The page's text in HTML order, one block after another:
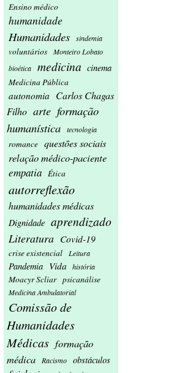
Ensino médico
humanidade
Humanidades sindemia
voluntários
Monteiro Lobato
bioética
medicina cinema
Medicina Pública
autonomia Carlos Chagas
Filho arte formação
humanística
tecnologia
romance questões sociais
relação médico-paciente
empatia Ética
autorreflexão
humanidades médicas
Dignidade aprendizado
Literatura Covid-19
crise existencial Leitura
Pandemia Vida história
Moacyr Scliar psicanálise
Medicina Ambulatorial
Comissão de
Humanidades
Médicas formação
médica
Racismo obstáculos